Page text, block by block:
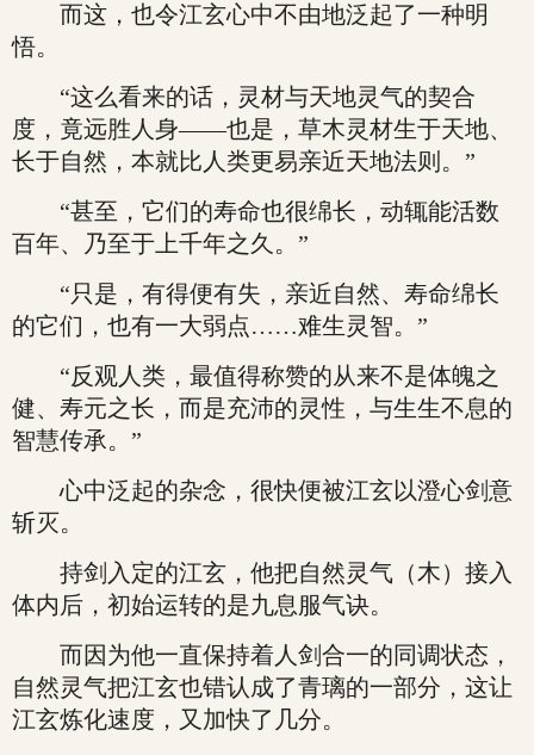
而这，也令江玄心中不由地泛起了一种明
悟。
“这么看来的话，灵材与天地灵气的契合
度，竟远胜人身——也是，草木灵材生于天地、
长于自然，本就比人类更易亲近天地法则。”
“甚至，它们的寿命也很绵长，动辄能活数
百年、乃至于上千年之久。”
“只是，有得便有失，亲近自然、寿命绵长
的它们，也有一大弱点……难生灵智。”
“反观人类，最值得称赞的从来不是体魄之
健、寿元之长，而是充沛的灵性，与生生不息的
智慧传承。”
心中泛起的杂念，很快便被江玄以澄心剑意
斩灭。
持剑入定的江玄，他把自然灵气（木）接入
体内后，初始运转的是九息服气诀。
而因为他一直保持着人剑合一的同调状态，
自然灵气把江玄也错认成了青璃的一部分，这让
江玄炼化速度，又加快了几分。